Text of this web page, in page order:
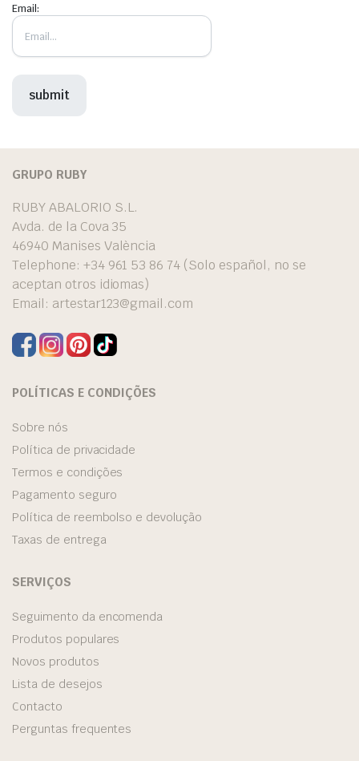
Email:
GRUPO RUBY
RUBY ABALORIO S.L.
Avda. de la Cova 35
46940 Manises València
Telephone: +34 961 53 86 74 (Solo español, no se
aceptan otros idiomas)
Email: artestar123@gmail.com
POLÍTICAS E CONDIÇÕES
Sobre nós
Política de privacidade
Termos e condições
Pagamento seguro
Política de reembolso e devolução
Taxas de entrega
SERVIÇOS
Seguimento da encomenda
Produtos populares
Novos produtos
Lista de desejos
Contacto
Perguntas frequentes